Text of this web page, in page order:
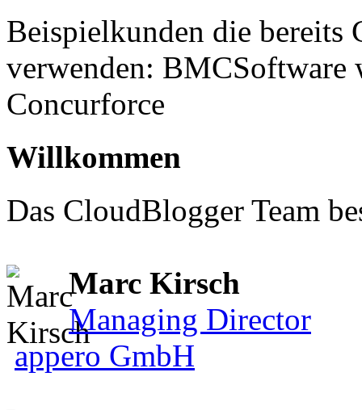
Beispielkunden die
verwenden:
Concurforce
Willkommen
Das CloudBlogger Team
Marc Kirsch
Managing Director
appero GmbH